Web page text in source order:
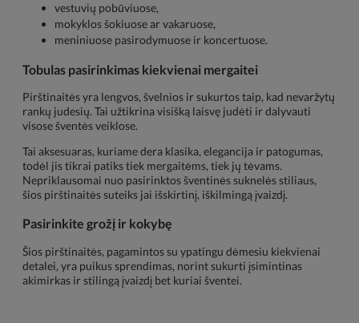
vestuvių pobūviuose,
mokyklos šokiuose ar vakaruose,
meniniuose pasirodymuose ir koncertuose.
Tobulas pasirinkimas kiekvienai mergaitei
Pirštinaitės yra lengvos, švelnios ir sukurtos taip, kad nevaržytų
rankų judesių. Tai užtikrina visišką laisvę judėti ir dalyvauti
visose šventės veiklose.
Tai aksesuaras, kuriame dera klasika, elegancija ir patogumas,
todėl jis tikrai patiks tiek mergaitėms, tiek jų tėvams.
Nepriklausomai nuo pasirinktos šventinės suknelės stiliaus,
šios pirštinaitės suteiks jai išskirtinį, iškilmingą įvaizdį.
Pasirinkite grožį ir kokybę
Šios pirštinaitės, pagamintos su ypatingu dėmesiu kiekvienai
detalei, yra puikus sprendimas, norint sukurti įsimintinas
akimirkas ir stilingą įvaizdį bet kuriai šventei.